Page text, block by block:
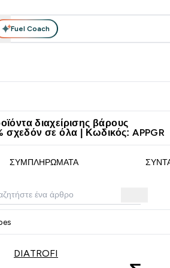
Fuel Coach
διαχείρισης βάρους
σχεδόν σε όλα | Κωδικός: APPGR
ΣΥΜΠΛΗΡΏΜΑΤΑ
DIATROFI